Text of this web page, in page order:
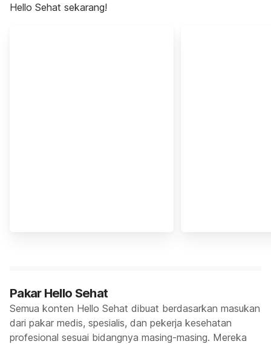
Hello Sehat sekarang!
Pakar Hello Sehat
Semua konten Hello Sehat dibuat berdasarkan masukan
dari pakar medis, spesialis, dan pekerja kesehatan
profesional sesuai bidangnya masing-masing. Mereka